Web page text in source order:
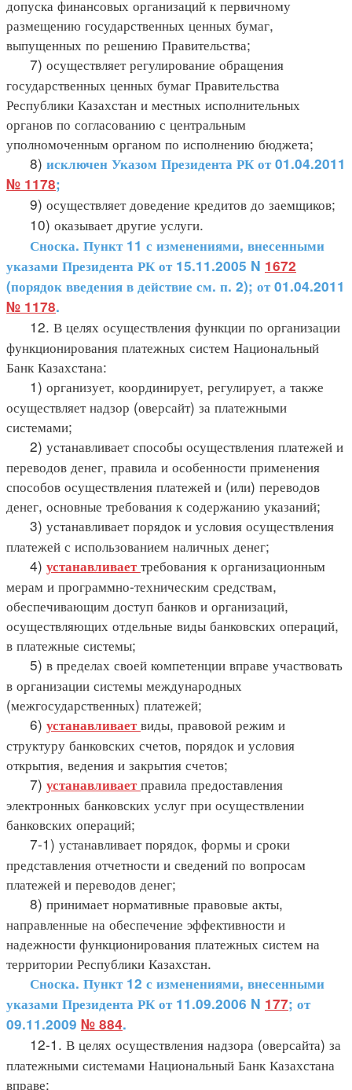
допуска финансовых организаций к первичному
размещению государственных ценных бумаг,
выпущенных по решению Правительства;
7) осуществляет регулирование обращения
государственных ценных бумаг Правительства
Республики Казахстан и местных исполнительных
органов по согласованию с центральным
уполномоченным органом по исполнению бюджета;
8) исключен Указом Президента РК от 01.04.2011
№ 1178;
9) осуществляет доведение кредитов до заемщиков;
10) оказывает другие услуги.
Сноска. Пункт 11 с изменениями, внесенными
указами Президента РК от 15.11.2005 N 1672
(порядок введения в действие см. п. 2); от 01.04.2011
№ 1178.
12. В целях осуществления функции по организации
функционирования платежных систем Национальный
Банк Казахстана:
1) организует, координирует, регулирует, а также
осуществляет надзор (оверсайт) за платежными
системами;
2) устанавливает способы осуществления платежей и
переводов денег, правила и особенности применения
способов осуществления платежей и (или) переводов
денег, основные требования к содержанию указаний;
3) устанавливает порядок и условия осуществления
платежей с использованием наличных денег;
4) устанавливаеттребования к организационным
мерам и программно-техническим средствам,
обеспечивающим доступ банков и организаций,
осуществляющих отдельные виды банковских операций,
в платежные системы;
5) в пределах своей компетенции вправе участвовать
в организации системы международных
(межгосударственных) платежей;
6) устанавливаетвиды, правовой режим и
структуру банковских счетов, порядок и условия
открытия, ведения и закрытия счетов;
7) устанавливаетправила предоставления
электронных банковских услуг при осуществлении
банковских операций;
7-1) устанавливает порядок, формы и сроки
представления отчетности и сведений по вопросам
платежей и переводов денег;
8) принимает нормативные правовые акты,
направленные на обеспечение эффективности и
надежности функционирования платежных систем на
территории Республики Казахстан.
Сноска. Пункт 12 с изменениями, внесенными
указами Президента РК от 11.09.2006 N 177; от
09.11.2009 № 884.
12-1. В целях осуществления надзора (оверсайта) за
платежными системами Национальный Банк Казахстана
вправе: